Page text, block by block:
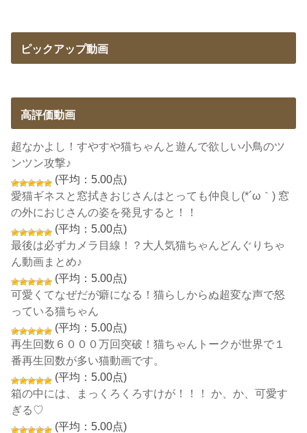
ピックアップ動画
高評価動画
超なかよし！すやすや猫ちゃんと遊んで欲しい小鳥のツ
ンツン攻撃♪
(平均：5.00点)
愛猫ギネスと窓拭きおじさんはとっても仲良し(*´ω｀) 窓
の外におじさんの姿を発見すると！！
(平均：5.00点)
最後は必ずカメラ目線！？大人気猫ちゃんどんぐりちゃ
ん動画まとめ♪
(平均：5.00点)
可愛くてなぜだが癖になる！猫らしからぬ超変な声で怒
っている猫ちゃん
(平均：5.00点)
再生回数６０００万回突破！猫ちゃんトークが世界で１
番再生回数が多い猫動画です。
(平均：5.00点)
箱の中には、まっくろくろすけが！！！ か、か、可愛す
ぎる♡
(平均：5.00点)